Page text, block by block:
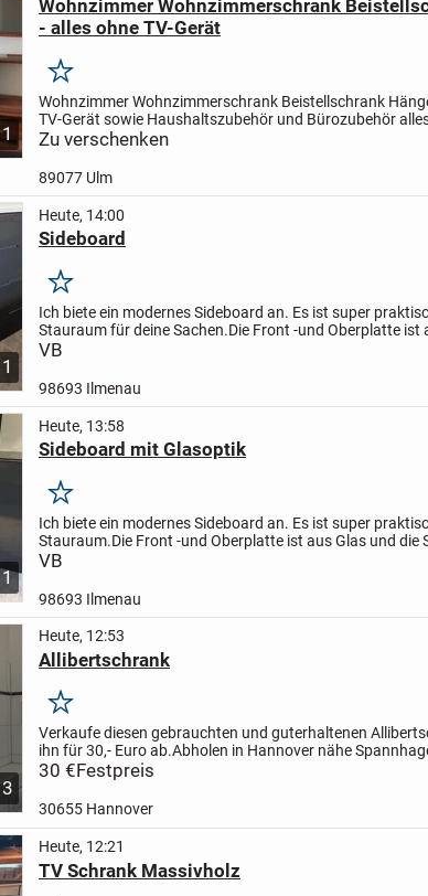
Wohnzimmer Wohnzimmerschrank
- alles ohne TV-Gerät
Merken
Wohnzimmer Wohnzimmerschrank Beistellschrank
TV-Gerät sowie Haushaltszubehör und Bürozubehör
Letzte MöglichkeitAbholung nur
Zu verschenken
89077 Ulm
1
Heute, 14:00
Sideboard
Merken
Ich biete ein modernes Sideboard an. Es ist super
Stauraum für deine Sachen.Die Front -und Oberplatte ist
Schubladen haben einen gedämpften Selbsteinzug....
VB
98693 Ilmenau
1
Heute, 13:58
Sideboard mit Glasoptik
Merken
Ich biete ein modernes Sideboard an. Es ist super
Stauraum.Die Front -und Oberplatte ist aus Glas und die
einen gedämpften Selbsteinzug. Die Türen sind...
VB
98693 Ilmenau
3
Heute, 12:53
Allibertschrank
Merken
Verkaufe diesen gebrauchten und guterhaltenen
ihn für 30,- Euro ab.Abholen in Hannover nähe
bezahleungbei abholung.
30 €Festpreis
30655 Hannover
Heute, 12:21
TV Schrank Massivholz